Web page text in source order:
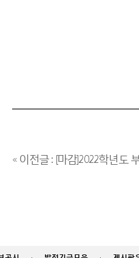
« 이전글 : [마감]2022학년도